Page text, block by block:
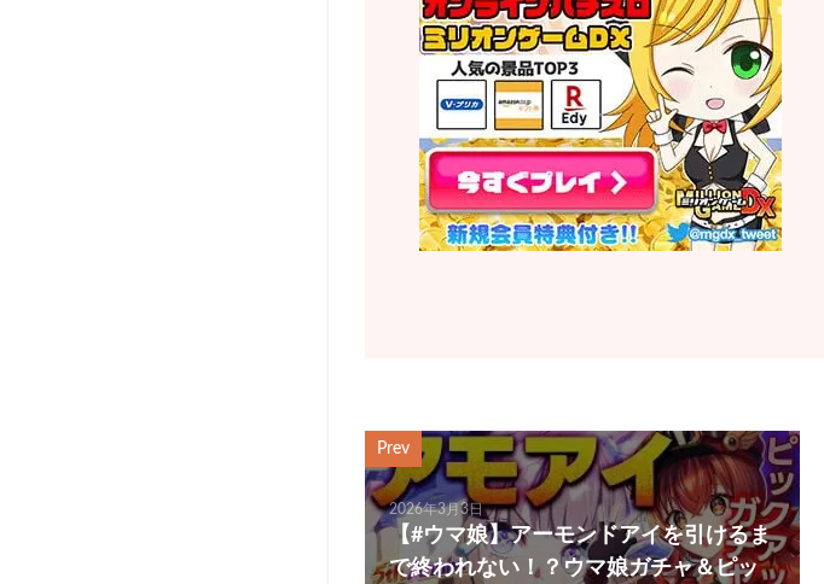
Prev
2026年3月3日
【#ウマ娘】アーモンドアイを引けるま
で終われない！？ウマ娘ガチャ＆ピッ